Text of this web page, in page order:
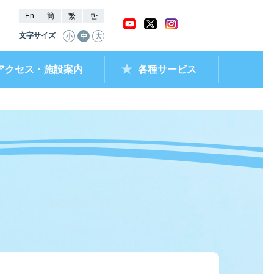
En 簡 繁 한
文字サイズ 小 中 大
結果・
キング
ース別情報
クセス・施設案内
トショップ
子
各種サービス
ュバック
ラブ